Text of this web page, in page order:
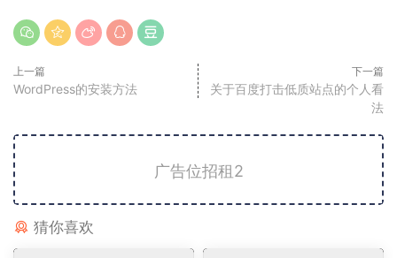
上一篇
WordPress的安装方法
下一篇
关于百度打击低质站点的个人看
法
广告位招租2
猜你喜欢